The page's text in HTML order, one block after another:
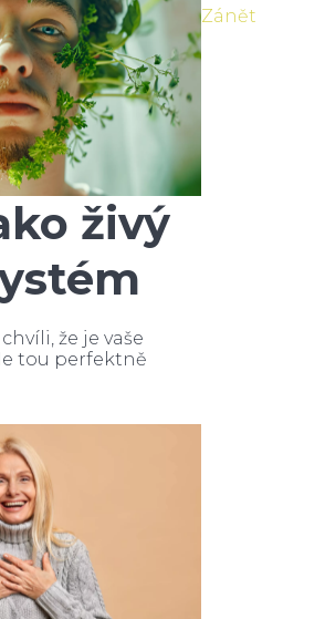
živý
že je vaše
tou perfektně
Zánět